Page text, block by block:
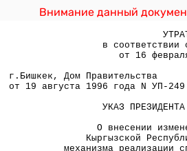
Внимание данный